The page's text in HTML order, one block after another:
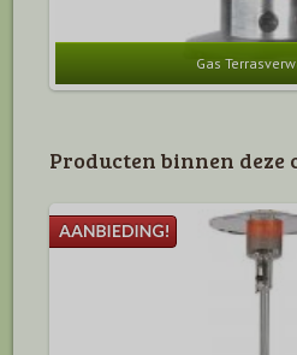
Gas
Producten binnen deze